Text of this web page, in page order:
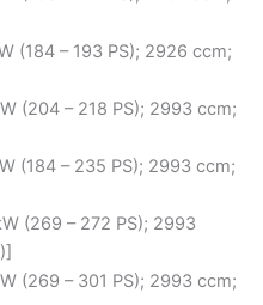
(184 – 193 PS); 2926 ccm;
(204 – 218 PS); 2993 ccm;
(184 – 235 PS); 2993 ccm;
(269 – 272 PS); 2993
(269 – 301 PS); 2993 ccm;